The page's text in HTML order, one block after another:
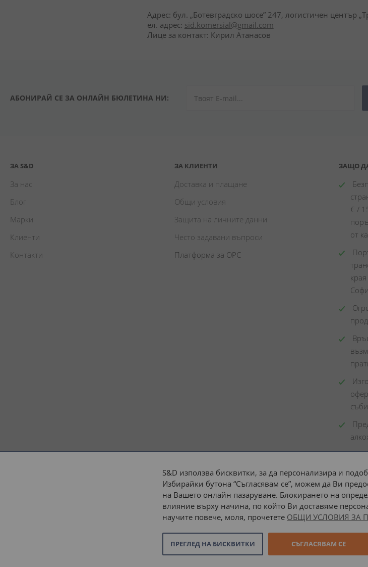
Адрес: бул. „Ботевградско шосе” 247, логистичен център
ел. адрес: sid.komersial@gmail.com
Лице за контакт: Кирил Атанасов
АБОНИРАЙ СЕ ЗА ОНЛАЙН БЮЛЕТИНА НИ:
ЗА S&D
За нас
Блог
Марки
Клиенти
Контакти
ЗА КЛИЕНТИ
Доставка и плащане
Общи условия
Защита на личните данни
Често задавани въпроси
Платформа за ОРС
ЗАЩО
€ /
от
Доставка
© 2026 “С и Д Комерсиал” ООД. Всички права запазени. Онлайн магазин
S&D използва бисквитки, за да персонализира и
Избирайки бутона “Съгласявам се”, можем да Ви
на Вашето онлайн пазаруване. Блокирането на
влияние върху начина, по който Ви доставяме
научите повече, моля, прочетете ОБЩИ УСЛОВИЯ ЗА
СЪГЛАСЯВАМ СЕ
ПРЕГЛЕД НА БИСКВИТКИ